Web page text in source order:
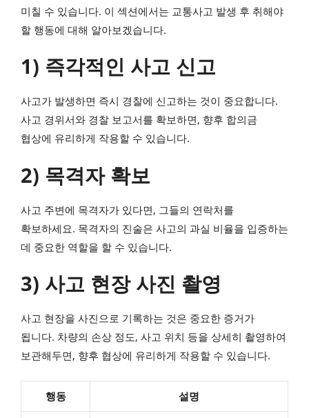
미칠 수 있습니다. 이 섹션에서는 교통사고 발생 후 취해야
할 행동에 대해 알아보겠습니다.
1) 즉각적인 사고 신고
사고가 발생하면 즉시 경찰에 신고하는 것이 중요합니다.
사고 경위서와 경찰 보고서를 확보하면, 향후 합의금
협상에 유리하게 작용할 수 있습니다.
2) 목격자 확보
사고 주변에 목격자가 있다면, 그들의 연락처를
확보하세요. 목격자의 진술은 사고의 과실 비율을 입증하는
데 중요한 역할을 할 수 있습니다.
3) 사고 현장 사진 촬영
사고 현장을 사진으로 기록하는 것은 중요한 증거가
됩니다. 차량의 손상 정도, 사고 위치 등을 상세히 촬영하여
보관해두면, 향후 협상에 유리하게 작용할 수 있습니다.
행동 설명